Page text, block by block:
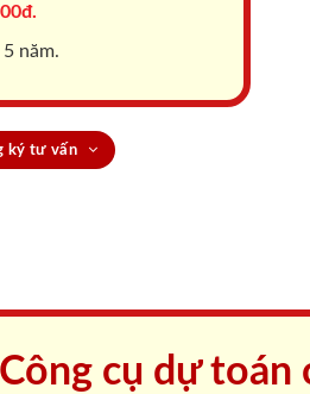
năm.
ký tư vấn
Công cụ dự toán